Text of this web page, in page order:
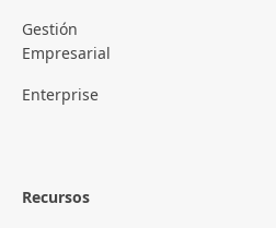
Gestión
Empresarial
Enterprise
Recursos